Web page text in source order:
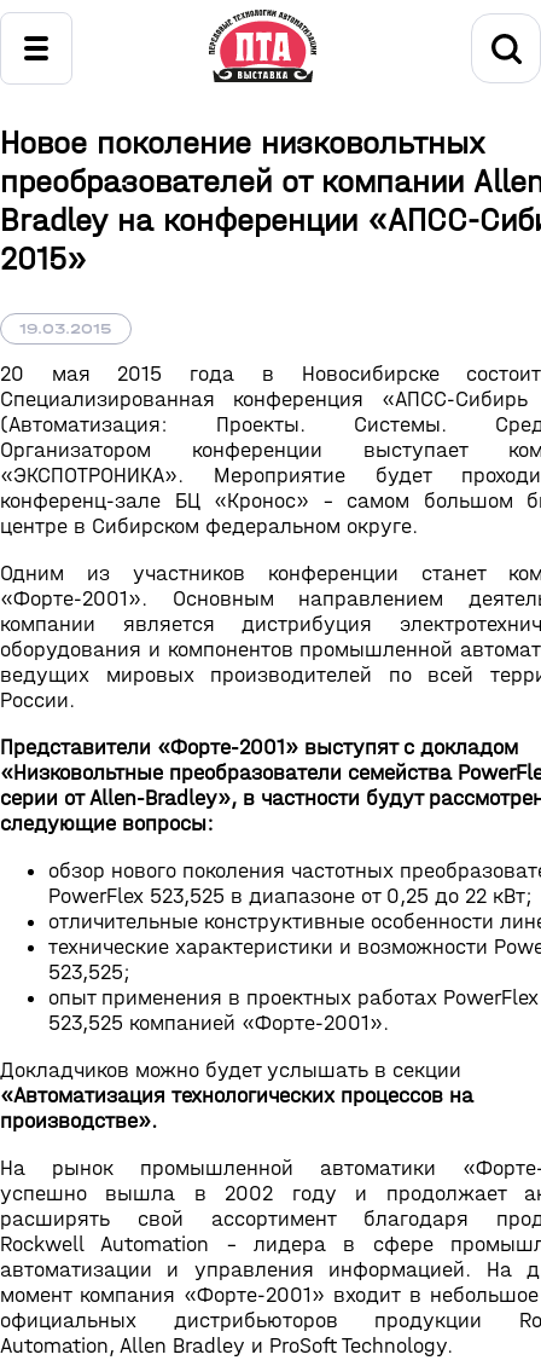
Новое поколение низковольтных
преобразователей от компании
Bradley на конференции «АПСС-
2015»
19.03.2015
20 мая 2015 года в Новосибирске
Специализированная конференция «АПСС-Сибирь
(Автоматизация: Проекты. Системы.
Организатором конференции выступает
«ЭКСПОТРОНИКА». Мероприятие будет
конференц-зале БЦ «Кронос» – самом большом
центре в Сибирском федеральном округе.
Одним из участников конференции станет
«Форте-2001». Основным направлением
компании является дистрибуция
оборудования и компонентов промышленной
ведущих мировых производителей по всей
России.
Представители «Форте-2001» выступят с докладом
«Низковольтные преобразователи семейства
серии от Allen-Bradley», в частности будут
следующие вопросы:
обзор нового поколения частотных
PowerFlex 523,525 в диапазоне от 0,25 до 22 кВт;
отличительные конструктивные особенности
технические характеристики и возможности
523,525;
опыт применения в проектных работах PowerFlex
523,525 компанией «Форте-2001».
Докладчиков можно будет услышать в секции
«Автоматизация технологических процессов на
производстве».
На рынок промышленной автоматики «Форте-
успешно вышла в 2002 году и продолжает
расширять свой ассортимент благодаря
Rockwell Automation - лидера в сфере
автоматизации и управления информацией. На
момент компания «Форте-2001» входит в
официальных дистрибьюторов продукции
Automation, Allen Bradley и ProSoft Technology.